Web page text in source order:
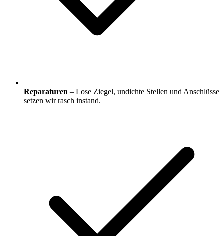
Reparaturen – Lose Ziegel, undichte Stellen und Anschlüsse
setzen wir rasch instand.